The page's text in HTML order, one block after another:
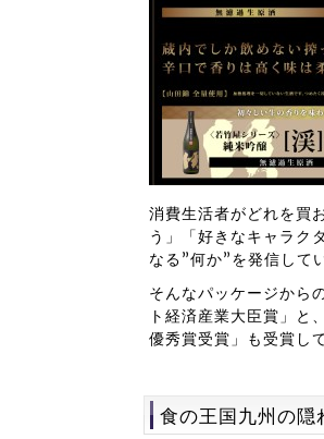
消費生活者がどれを買
う」「好きなキャラク
なる”何か”を発信して
そんなパッケージから
ト経済産業大臣賞」と
優秀賞受賞」も受賞し
食の王国九州の隠